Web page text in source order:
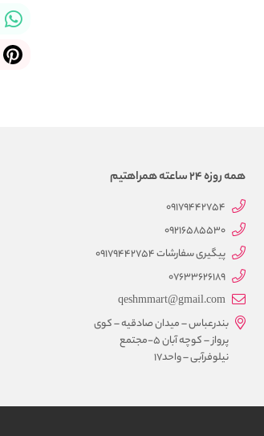
همه روزه 24 ساعته همراهتیم
09179442754
09216585530
پیگیری سفارشات 09179442754
07633626189
qeshmmart@gmail.com
بندرعباس – میدان صادقیه – کوی
پرواز – کوچه آبان 5-مجتمع
نیلوفرآبی – واحد17